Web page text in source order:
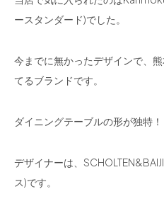
ースタンダード)でした。
今までに無かったデザインで、
てるブランドです。
ダイニングテーブルの形が独特！
デザイナーは、
ス)です。